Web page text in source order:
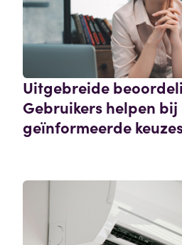
Uitgebreide
Gebruikers helpen
geïnformeerde